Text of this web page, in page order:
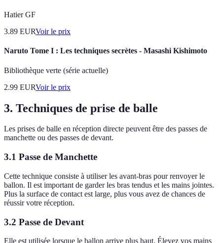
Hatier GF
3.89 EURVoir le prix
Naruto Tome I : Les techniques secrètes - Masashi Kishimoto
Bibliothèque verte (série actuelle)
2.99 EURVoir le prix
3. Techniques de prise de balle
Les prises de balle en réception directe peuvent être des passes de
manchette ou des passes de devant.
3.1 Passe de Manchette
Cette technique consiste à utiliser les avant-bras pour renvoyer le
ballon. Il est important de garder les bras tendus et les mains jointes.
Plus la surface de contact est large, plus vous avez de chances de
réussir votre réception.
3.2 Passe de Devant
Elle est utilisée lorsque le ballon arrive plus haut. Élevez vos mains